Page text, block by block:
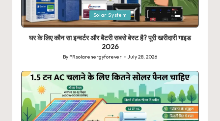
Posted
in
Solar System
घर के लिए कौन सा इन्वर्टर और बैटरी सबसे बेस्ट है? पूरी खरीदारी गाइड
2026
Posted
by
By PRsolarenergyforever July 28, 2026